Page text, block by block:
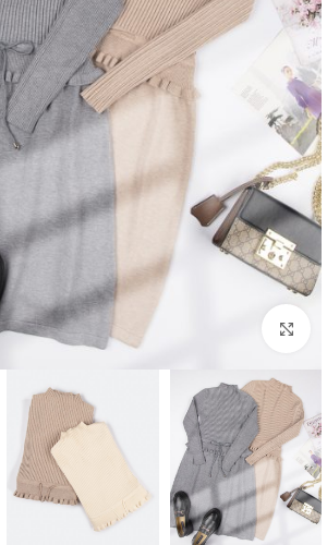
برای بزرگنمایی کلیک کنید